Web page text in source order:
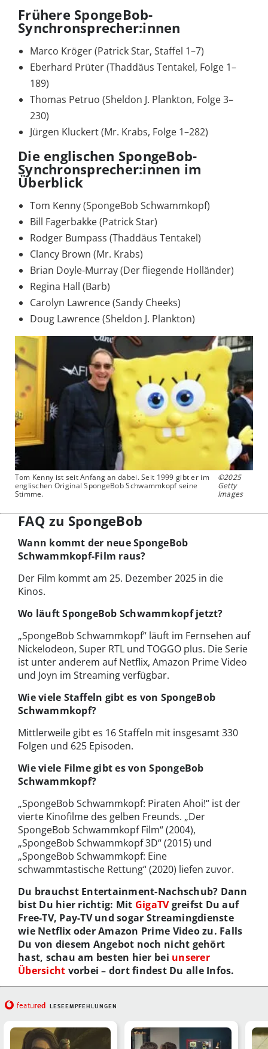
Frühere SpongeBob-
Synchronsprecher:innen
Marco Kröger (Patrick Star, Staffel 1–7)
Eberhard Prüter (Thaddäus Tentakel, Folge 1–
189)
Thomas Petruo (Sheldon J. Plankton, Folge 3–
230)
Jürgen Kluckert (Mr. Krabs, Folge 1–282)
Die englischen SpongeBob-
Synchronsprecher:innen im
Überblick
Tom Kenny (SpongeBob Schwammkopf)
Bill Fagerbakke (Patrick Star)
Rodger Bumpass (Thaddäus Tentakel)
Clancy Brown (Mr. Krabs)
Brian Doyle-Murray (Der fliegende Holländer)
Regina Hall (Barb)
Carolyn Lawrence (Sandy Cheeks)
Doug Lawrence (Sheldon J. Plankton)
Tom Kenny ist seit Anfang an dabei. Seit 1999 gibt er im
englischen Original SpongeBob Schwammkopf seine
Stimme.
©2025
Getty
Images
FAQ zu SpongeBob
Wann kommt der neue SpongeBob
Schwammkopf-Film raus?
Der Film kommt am 25. Dezember 2025 in die
Kinos.
Wo läuft SpongeBob Schwammkopf jetzt?
„SpongeBob Schwammkopf“ läuft im Fernsehen auf
Nickelodeon, Super RTL und TOGGO plus. Die Serie
ist unter anderem auf Netflix, Amazon Prime Video
und Joyn im Streaming verfügbar.
Wie viele Staffeln gibt es von SpongeBob
Schwammkopf?
Mittlerweile gibt es 16 Staffeln mit insgesamt 330
Folgen und 625 Episoden.
Wie viele Filme gibt es von SpongeBob
Schwammkopf?
„SpongeBob Schwammkopf: Piraten Ahoi!“ ist der
vierte Kinofilme des gelben Freunds. „Der
SpongeBob Schwammkopf Film“ (2004),
„SpongeBob Schwammkopf 3D“ (2015) und
„SpongeBob Schwammkopf: Eine
schwammtastische Rettung“ (2020) liefen zuvor.
Du brauchst Entertainment-Nachschub? Dann
bist Du hier richtig: Mit GigaTVgreifst Du auf
Free-TV, Pay-TV und sogar Streamingdienste
wie Netflix oder Amazon Prime Video zu. Falls
Du von diesem Angebot noch nicht gehört
hast, schau am besten hier bei unserer
Übersicht vorbei – dort findest Du alle Infos.
featured LESEEMPFEHLUNGEN